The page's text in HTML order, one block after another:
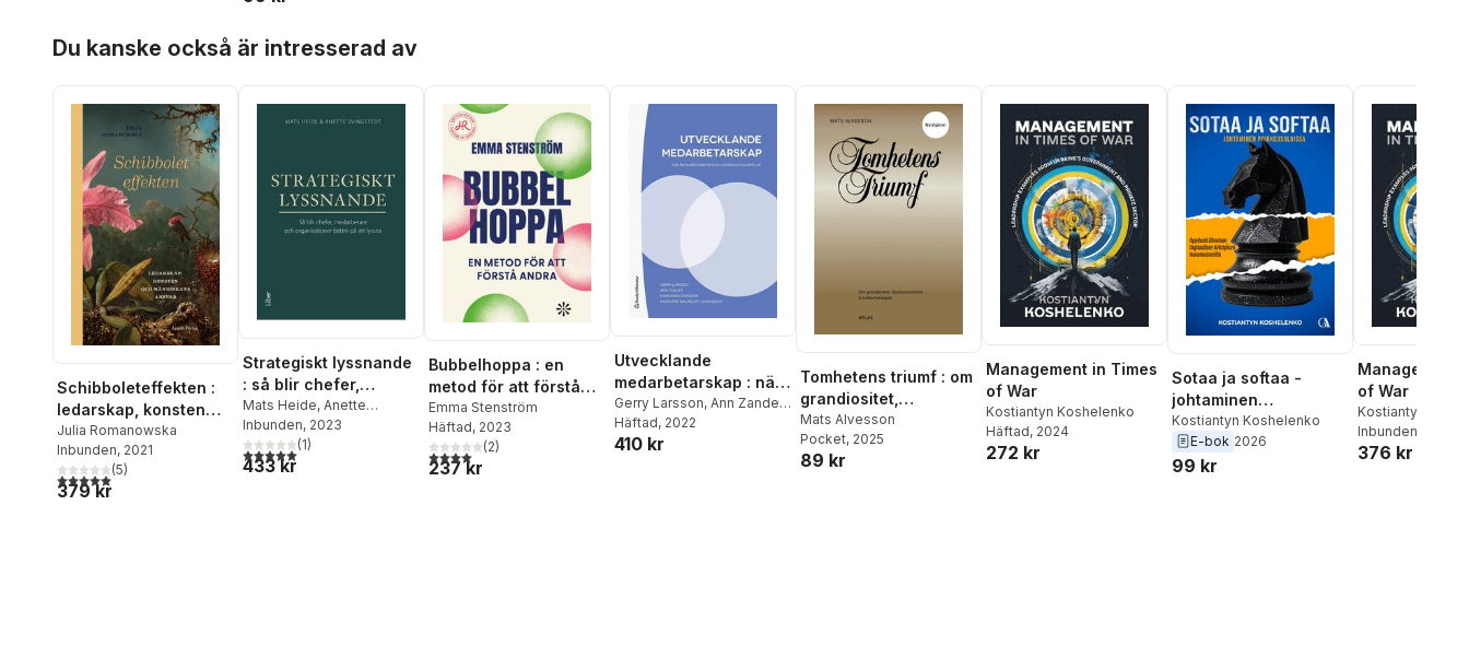
Du kanske också är intresserad av
Schibboleteffekten :
ledarskap, konsten
och människans
ansvar
Julia Romanowska
Inbunden, 2021
5,0utav 5 stjärnor. Totalt antal röster:
(5)
379 kr
Strategiskt lyssnande
: så blir chefer,
medarbetare och
organisationer bättre
på att lyssna
Mats Heide, Anette
Svingstedt
Inbunden, 2023
5,0utav 5 stjärnor. Totalt antal röster:
(1)
433 kr
Bubbelhoppa : en
metod för att förstå
andra
Emma Stenström
Häftad, 2023
4,0utav 5 stjärnor. Totalt antal röster:
(2)
237 kr
Utvecklande
medarbetarskap : när
medarbetarskap och
ledarskap samspelar
Gerry Larsson, Ann Zander ,
Marianne Lönngren
Madelene Malmquist
Häftad, 2022
410 kr
Tomhetens triumf : om
grandiositet,
illusionsnummer &
nollsummespel
Mats Alvesson
Pocket, 2025
89 kr
Management in Times
of War
Kostiantyn Koshelenko
Häftad, 2024
272 kr
Sotaa ja softaa -
johtaminen
poikkeusoloissa
Kostiantyn Koshelenko
E-bok 2026
99 kr
Management
of War
Kostiantyn
Inbunden
376 kr